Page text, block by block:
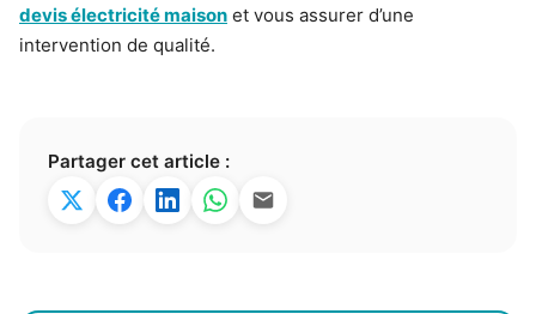
devis électricité maison et vous assurer d’une
intervention de qualité.
Partager cet article :